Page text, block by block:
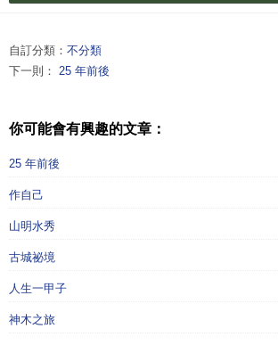
自訂分類： 不分類
下一則： 25 年前後
你可能會有興趣的文章：
25 年前後
作自己
山明水秀
古城祕境
人生一甲子
神木之旅